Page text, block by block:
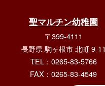
聖マルチン幼稚園
〒399-4111
長野県 駒ヶ根市 北町 9-11
TEL：0265-83-5766
FAX：0265-83-4549